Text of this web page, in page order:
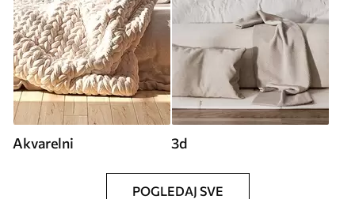
Akvarelni 3d
POGLEDAJ SVE